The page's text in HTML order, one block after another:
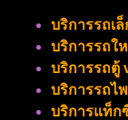
บริการรถเ
บริการรถใ
บริการรถตู้
บริการรถไ
บริการแท็ก